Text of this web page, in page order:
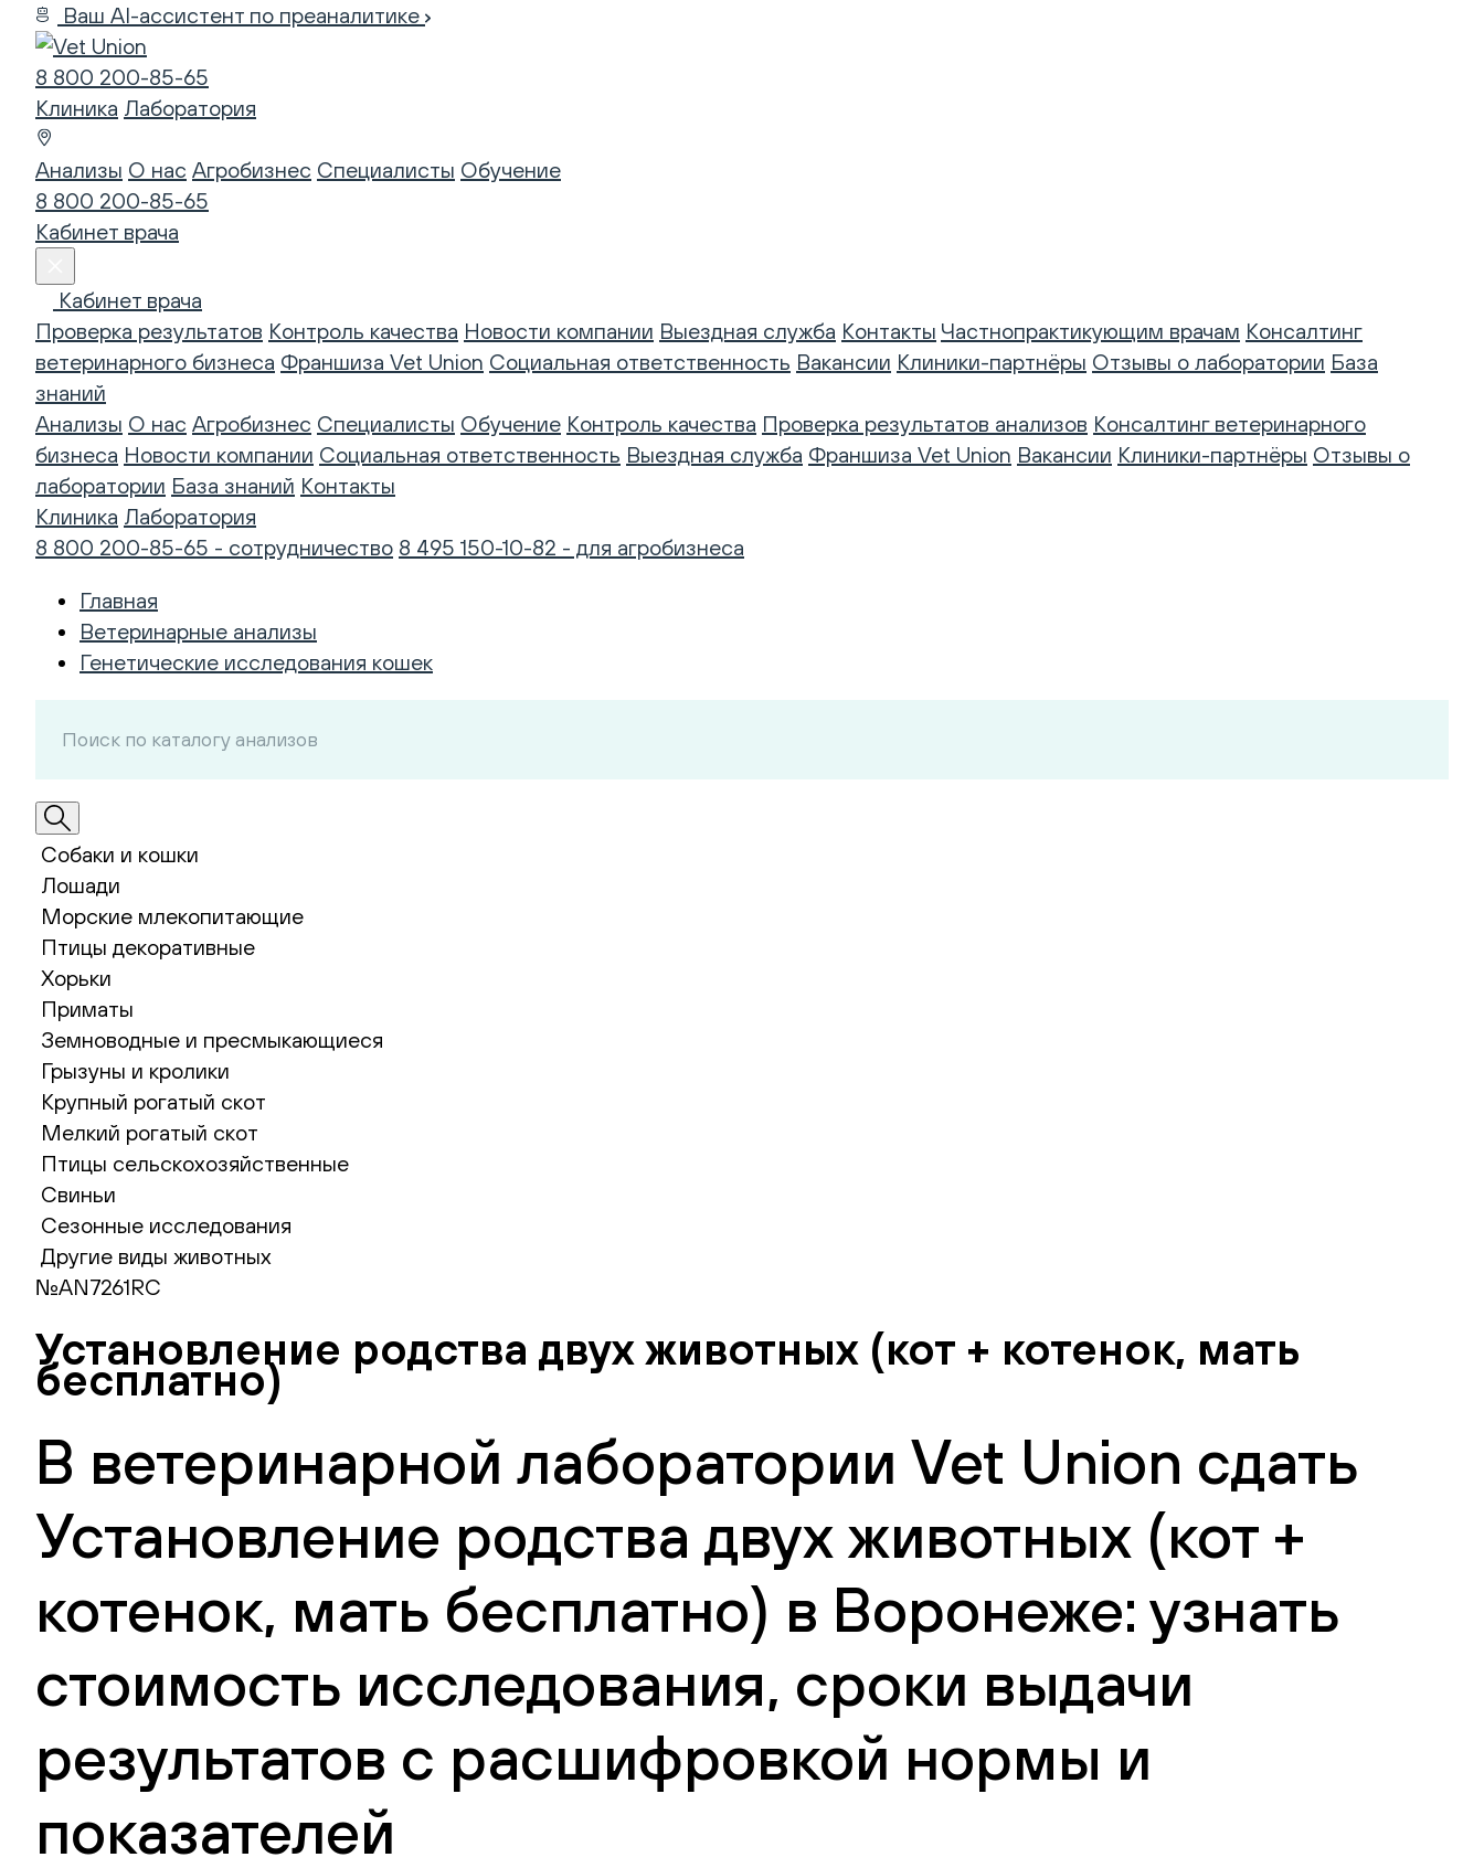
Ваш AI-ассистент по преаналитике
8 800 200-85-65
Клиника Лаборатория
Анализы О нас Агробизнес Специалисты Обучение
8 800 200-85-65
Кабинет врача
Кабинет врача
Проверка результатов Контроль качества Новости компании Выездная служба Контакты Частнопрактикующим врачам Консалтинг
ветеринарного бизнеса Франшиза Vet Union Социальная ответственность Вакансии Клиники-партнёры Отзывы о лаборатории База
знаний
Анализы О нас Агробизнес Специалисты Обучение Контроль качества Проверка результатов анализов Консалтинг ветеринарного
бизнеса Новости компании Социальная ответственность Выездная служба Франшиза Vet Union Вакансии Клиники-партнёры Отзывы о
лаборатории База знаний Контакты
Клиника Лаборатория
8 800 200-85-65 - сотрудничество 8 495 150-10-82 - для агробизнеса
Главная
Ветеринарные анализы
Генетические исследования кошек
Собаки и кошки
Лошади
Морские млекопитающие
Птицы декоративные
Хорьки
Приматы
Земноводные и пресмыкающиеся
Грызуны и кролики
Крупный рогатый скот
Мелкий рогатый скот
Птицы сельскохозяйственные
Свиньи
Сезонные исследования
Другие виды животных
№AN7261RC
Установление родства двух животных (кот + котенок, мать
бесплатно)
В ветеринарной лаборатории Vet Union сдать
Установление родства двух животных (кот +
котенок, мать бесплатно) в Воронеже: узнать
стоимость исследования, сроки выдачи
результатов с расшифровкой нормы и
показателей